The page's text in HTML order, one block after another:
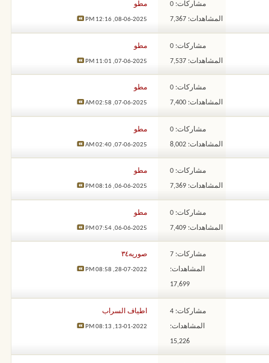
مشاركات: 0
المشاهدات: 7,367
مطو
08-06-2025,
12:16 PM
مشاركات: 0
المشاهدات: 7,537
مطو
07-06-2025,
11:01 PM
مشاركات: 0
المشاهدات: 7,400
مطو
07-06-2025,
02:58 AM
مشاركات: 0
المشاهدات: 8,002
مطو
07-06-2025,
02:40 AM
مشاركات: 0
المشاهدات: 7,369
مطو
06-06-2025,
08:16 PM
مشاركات: 0
المشاهدات: 7,409
مطو
06-06-2025,
07:54 PM
مشاركات: 7
المشاهدات:
17,699
صوريه٣٤
28-07-2022,
08:58 PM
مشاركات: 4
المشاهدات:
15,226
اطياف السراب
13-01-2022,
08:13 PM